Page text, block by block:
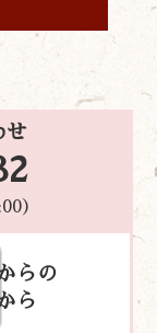
せ
）
らの
ら